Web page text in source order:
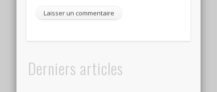
Derniers articles